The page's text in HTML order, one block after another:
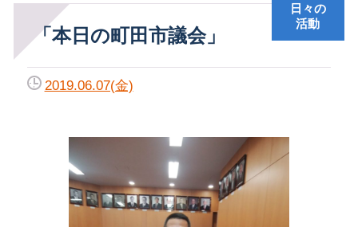
「本日の町田市議会」
日々の
活動
2019.06.07(金)